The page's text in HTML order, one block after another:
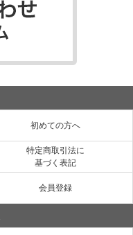
初めての方へ
特定商取引法に
基づく表記
会員登録